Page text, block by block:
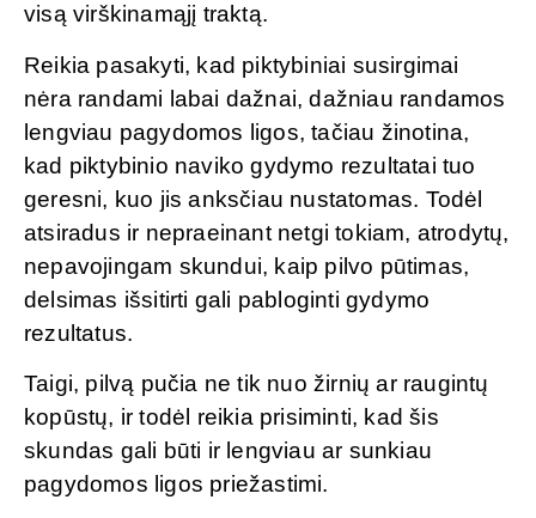
visą virškinamąjį traktą.
Reikia pasakyti, kad piktybiniai susirgimai
nėra randami labai dažnai, dažniau randamos
lengviau pagydomos ligos, tačiau žinotina,
kad piktybinio naviko gydymo rezultatai tuo
geresni, kuo jis anksčiau nustatomas. Todėl
atsiradus ir nepraeinant netgi tokiam, atrodytų,
nepavojingam skundui, kaip pilvo pūtimas,
delsimas išsitirti gali pabloginti gydymo
rezultatus.
Taigi, pilvą pučia ne tik nuo žirnių ar raugintų
kopūstų, ir todėl reikia prisiminti, kad šis
skundas gali būti ir lengviau ar sunkiau
pagydomos ligos priežastimi.